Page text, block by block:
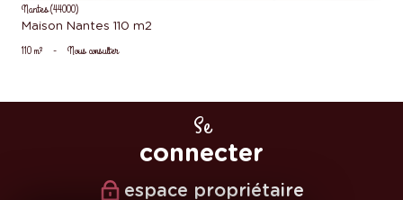
Nantes (44000)
Maison Nantes 110 m2
110 m²
- Nous consulter
Se
connecter
espace propriétaire